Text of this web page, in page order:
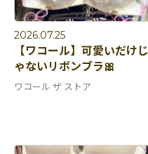
2026.07.25
【ワコール】可愛いだけじ
ゃないリボンブラ🎀
ワコール ザ ストア